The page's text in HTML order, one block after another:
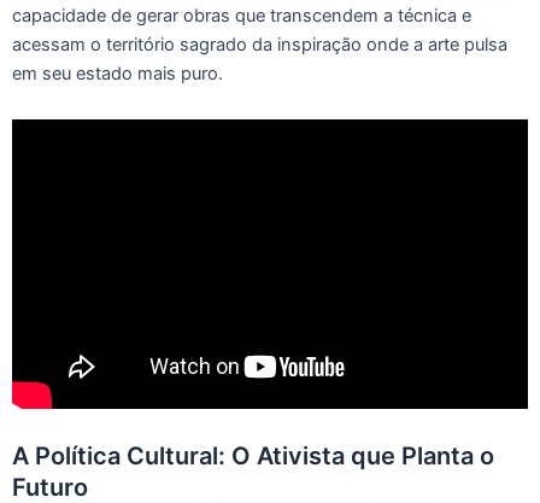
capacidade de gerar obras que transcendem a técnica e
acessam o território sagrado da inspiração onde a arte pulsa
em seu estado mais puro.
A Política Cultural: O Ativista que Planta o
Futuro